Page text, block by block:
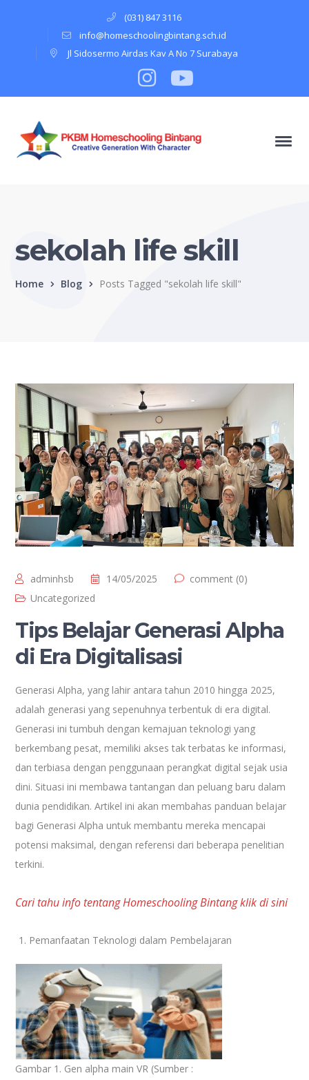
(031) 847 3116
info@homeschoolingbintang.sch.id
Jl Sidosermo Airdas Kav A No 7 Surabaya
Instagram
Profile
Youtube
sekolah life skill
Home Blog Posts Tagged "sekolah life skill"
adminhsb 14/05/2025
comment (0)
Uncategorized
Tips Belajar Generasi Alpha
di Era Digitalisasi
Generasi Alpha, yang lahir antara tahun 2010 hingga 2025,
adalah generasi yang sepenuhnya terbentuk di era digital.
Generasi ini tumbuh dengan kemajuan teknologi yang
berkembang pesat, memiliki akses tak terbatas ke informasi,
dan terbiasa dengan penggunaan perangkat digital sejak usia
dini. Situasi ini membawa tantangan dan peluang baru dalam
dunia pendidikan. Artikel ini akan membahas panduan belajar
bagi Generasi Alpha untuk membantu mereka mencapai
potensi maksimal, dengan referensi dari beberapa penelitian
terkini.
Cari tahu info tentang Homeschooling Bintang klik di sini
Pemanfaatan Teknologi dalam Pembelajaran
Gambar 1. Gen alpha main VR (Sumber :